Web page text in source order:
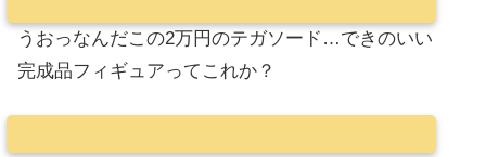
うおっなんだこの2万円のテガソード…できのいい
完成品フィギュアってこれか？